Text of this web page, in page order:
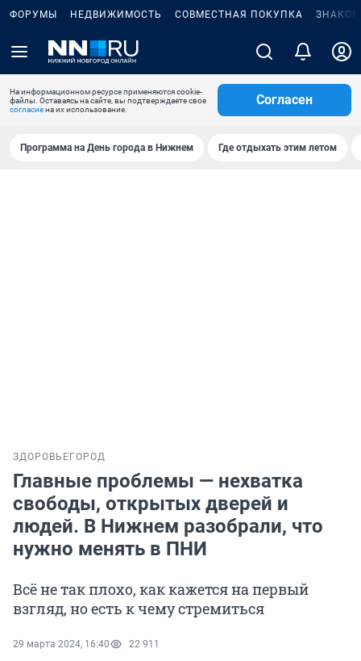
ФОРУМЫ НЕДВИЖИМОСТЬ СОВМЕСТНАЯ ПОКУПКА
На информационном ресурсе применяются cookie-
файлы. Оставаясь на сайте, вы подтверждаете свое
согласиена их использование.
Согласен
Программа на День города в Нижнем Где отдыхать этим летом
ЗДОРОВЬЕ ГОРОД
Главные проблемы — нехватка
свободы, открытых дверей и
людей. В Нижнем разобрали, что
нужно менять в ПНИ
Всё не так плохо, как кажется на первый
взгляд, но есть к чему стремиться
29 марта 2024, 16:40 22 911